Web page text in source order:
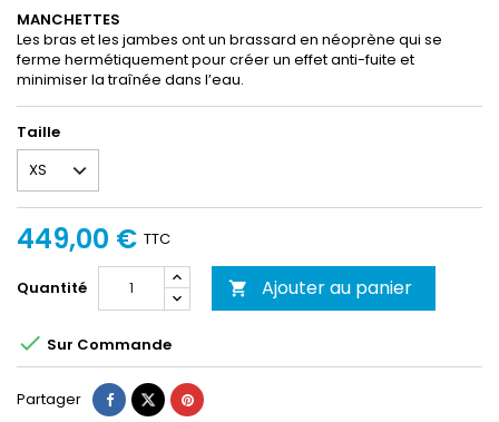
MANCHETTES
Les bras et les jambes ont un brassard en néoprène qui se
ferme hermétiquement pour créer un effet anti-fuite et
minimiser la traînée dans l’eau.
Taille
449,00 € TTC
Quantité  Ajouter au panier
 Sur Commande
Partager